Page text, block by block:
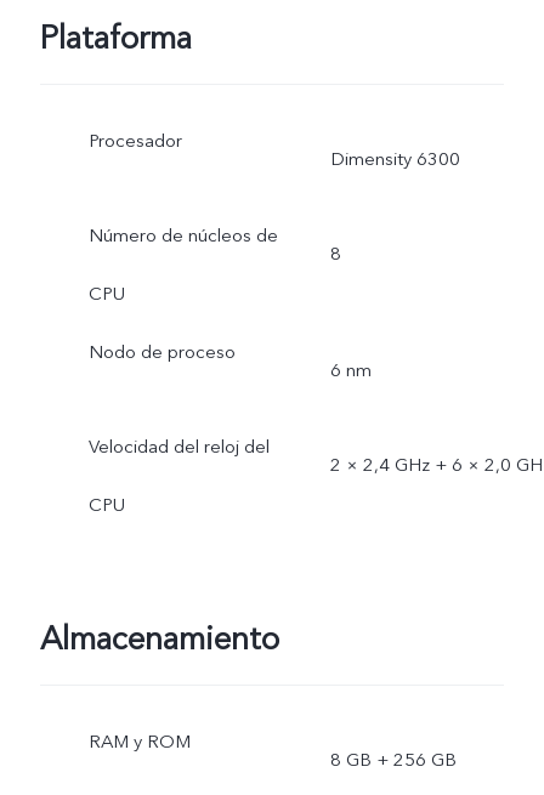
Plataforma
Procesador
Dimensity 6300
Número de núcleos de
CPU
8
Nodo de proceso
6 nm
Velocidad del reloj del
CPU
2 × 2,4 GHz + 6 × 2,0
Almacenamiento
RAM y ROM
8 GB + 256 GB